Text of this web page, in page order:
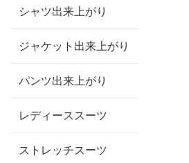
シャツ出来上がり
ジャケット出来上がり
パンツ出来上がり
レディーススーツ
ストレッチスーツ